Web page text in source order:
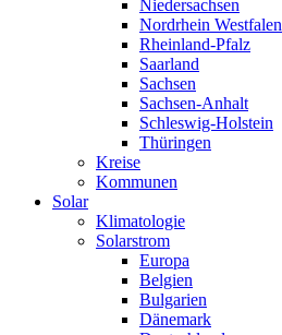
Niedersachsen
Nordrhein Westfalen
Rheinland-Pfalz
Saarland
Sachsen
Sachsen-Anhalt
Schleswig-Holstein
Thüringen
Kreise
Kommunen
Solar
Klimatologie
Solarstrom
Europa
Belgien
Bulgarien
Dänemark